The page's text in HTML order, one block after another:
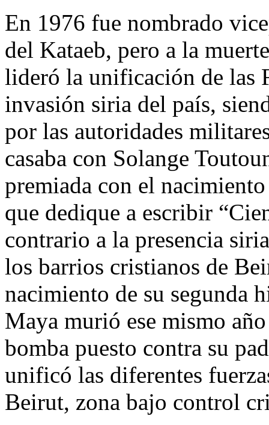
En 1976 fue nombrado
del Kataeb, pero a la
lideró la unificación de las
invasión siria del país,
por las autoridades
casaba con Solange
premiada con el
que dedique a escribir
contrario a la presencia
los barrios cristianos de
nacimiento de su segunda
Maya murió ese mismo
bomba puesto contra su
unificó las diferentes
Beirut, zona bajo control